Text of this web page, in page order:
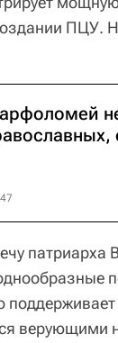
ПЦУ.
патриарха
верующими